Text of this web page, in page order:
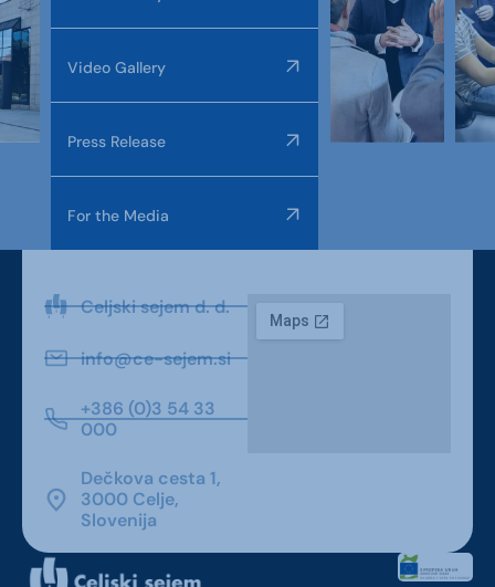
Video Gallery
Press Release
For the Media
Celjski sejem d. d.
info@ce-sejem.si
+386 (0)3 54 33
000
Dečkova cesta 1,
3000 Celje,
Slovenija